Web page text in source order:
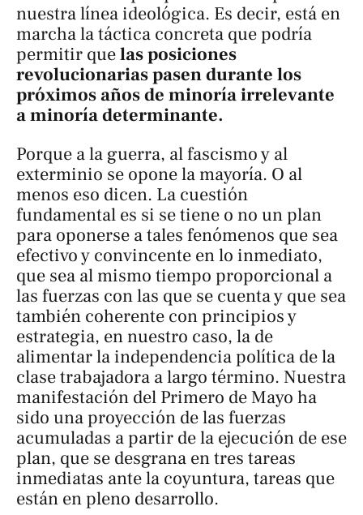
nuestra línea ideológica. Es decir, está en
marcha la táctica concreta que podría
permitir quelas posiciones
revolucionarias pasen durante los
próximos años de minoría irrelevante
a minoría determinante.
Porque a la guerra, al fascismo y al
exterminio se opone la mayoría. O al
menos eso dicen. La cuestión
fundamental es si se tiene o no un plan
para oponerse a tales fenómenos que sea
efectivo y convincente en lo inmediato,
que sea al mismo tiempo proporcional a
las fuerzas con las que se cuenta y que sea
también coherente con principios y
estrategia, en nuestro caso, la de
alimentar la independencia política de la
clase trabajadora a largo término. Nuestra
manifestación del Primero de Mayo ha
sido una proyección de las fuerzas
acumuladas a partir de la ejecución de ese
plan, que se desgrana en tres tareas
inmediatas ante la coyuntura, tareas que
están en pleno desarrollo.